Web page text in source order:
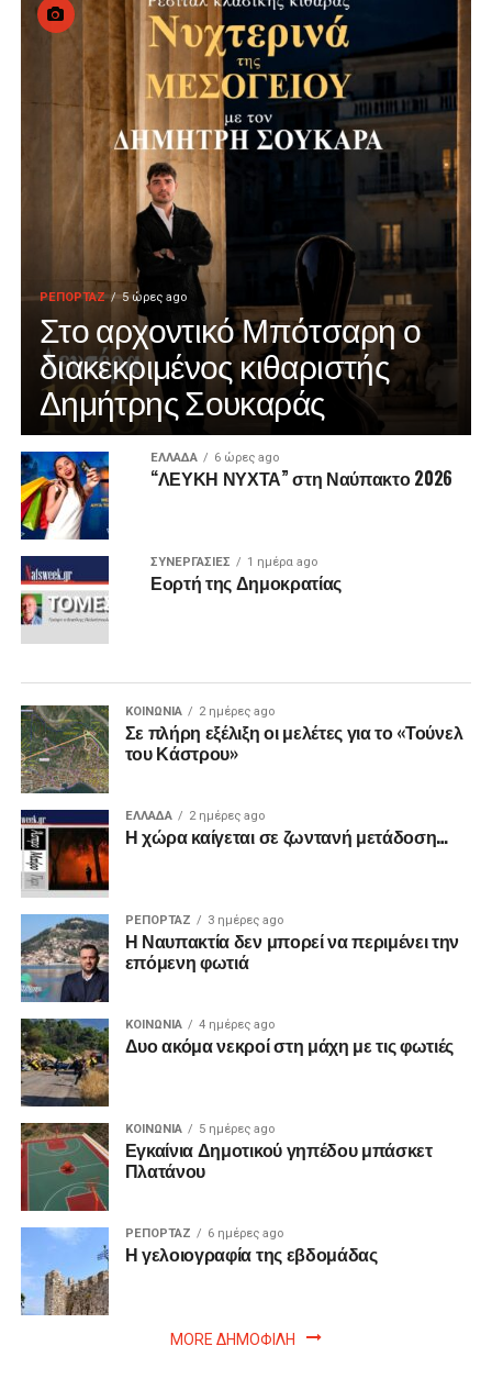
ΡΕΠΟΡΤΑΖ 5 ώρες ago
Στο αρχοντικό Μπότσαρη ο
διακεκριμένος κιθαριστής
Δημήτρης Σουκαράς
ΕΛΛΑΔΑ 6 ώρες ago
“ΛΕΥΚΗ ΝΥΧΤΑ” στη Ναύπακτο 2026
ΣΥΝΕΡΓΑΣΙΕΣ 1 ημέρα ago
Εορτή της Δημοκρατίας
ΚΟΙΝΩΝΙΑ 2 ημέρες ago
Σε πλήρη εξέλιξη οι μελέτες για το «Τούνελ
του Κάστρου»
ΕΛΛΑΔΑ 2 ημέρες ago
Η χώρα καίγεται σε ζωντανή μετάδοση…
ΡΕΠΟΡΤΑΖ 3 ημέρες ago
Η Ναυπακτία δεν μπορεί να περιμένει την
επόμενη φωτιά
ΚΟΙΝΩΝΙΑ 4 ημέρες ago
Δυο ακόμα νεκροί στη μάχη με τις φωτιές
ΚΟΙΝΩΝΙΑ 5 ημέρες ago
Εγκαίνια Δημοτικού γηπέδου μπάσκετ
Πλατάνου
ΡΕΠΟΡΤΑΖ 6 ημέρες ago
Η γελοιογραφία της εβδομάδας
MORE ΔΗΜΟΦΙΛΗ